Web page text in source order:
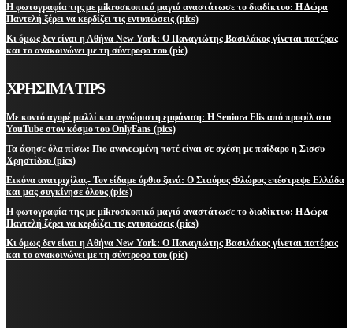
Η φωτογραφία της με μikroσκοπικό μαγιό αναστάτωσε το διαδίκτυο: Η Δώρα
Παντελή ξέρει να κερδίζει τις εντυπώσεις (pics)
Κι όμως δεν είναι η Αθήνα New York: Ο Παναγιώτης Βασιλάκος γίνεται πατέρας
και το ανακοινώνει με τη σύντροφο του (pic)
ΧΡΗΣΙΜΑ TIPS
Με κοντό αγορέ μαλλί και αγνώριστη εμφάνιση: Η Seniora Elis από προφίλ στο
YouTube στον κόσμο του OnlyFans (pics)
Τα άφησε όλα πίσω: Πιο ανανεωμένη ποτέ είναι σε σχέση με παίδαρο η Σισσυ
Χρηστίδου (pics)
Εικόνα ανατριχίλας- Τον είδαμε όρθιο ξανά: Ο Σταύρος Φλώρος επέστρεψε Ελλάδα
και μας συγκίνησε όλους (pics)
Η φωτογραφία της με μikroσκοπικό μαγιό αναστάτωσε το διαδίκτυο: Η Δώρα
Παντελή ξέρει να κερδίζει τις εντυπώσεις (pics)
Κι όμως δεν είναι η Αθήνα New York: Ο Παναγιώτης Βασιλάκος γίνεται πατέρας
και το ανακοινώνει με τη σύντροφο του (pic)